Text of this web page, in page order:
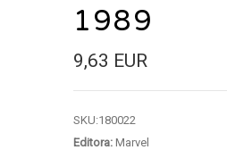
1989
9,63 EUR
SKU:180022
Editora:Marvel